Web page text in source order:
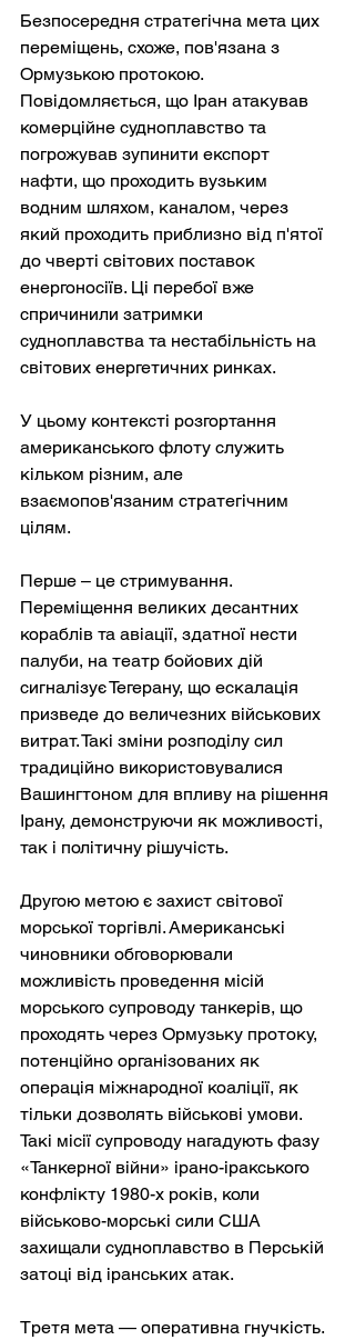
Безпосередня стратегічна мета цих
переміщень, схоже, пов'язана з
Ормузькою протокою.
Повідомляється, що Іран атакував
комерційне судноплавство та
погрожував зупинити експорт
нафти, що проходить вузьким
водним шляхом, каналом, через
який проходить приблизно від п'ятої
до чверті світових поставок
енергоносіїв. Ці перебої вже
спричинили затримки
судноплавства та нестабільність на
світових енергетичних ринках.
У цьому контексті розгортання
американського флоту служить
кільком різним, але
взаємопов'язаним стратегічним
цілям.
Перше – це стримування.
Переміщення великих десантних
кораблів та авіації, здатної нести
палуби, на театр бойових дій
сигналізує Тегерану, що ескалація
призведе до величезних військових
витрат. Такі зміни розподілу сил
традиційно використовувалися
Вашингтоном для впливу на рішення
Ірану, демонструючи як можливості,
так і політичну рішучість.
Другою метою є захист світової
морської торгівлі. Американські
чиновники обговорювали
можливість проведення місій
морського супроводу танкерів, що
проходять через Ормузьку протоку,
потенційно організованих як
операція міжнародної коаліції, як
тільки дозволять військові умови.
Такі місії супроводу нагадують фазу
«Танкерної війни» ірано-іракського
конфлікту 1980-х років, коли
військово-морські сили США
захищали судноплавство в Перській
затоці від іранських атак.
Третя мета — оперативна гнучкість.